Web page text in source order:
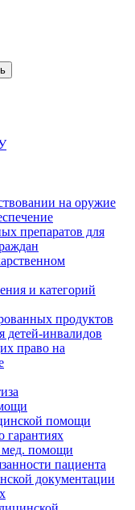
на оружие
препаратов для
и категорий
продуктов
детей-инвалидов
право на
помощи
гарантиях
мед. помощи
пациента
документации